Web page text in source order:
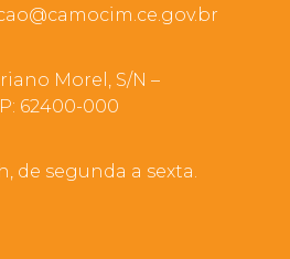
Morel, S/N –
62400-000
de segunda a sexta.